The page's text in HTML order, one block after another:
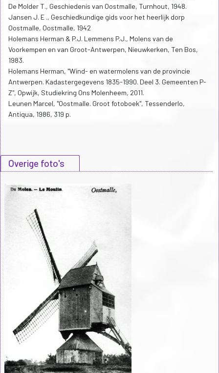
De Molder T., Geschiedenis van Oostmalle, Turnhout, 1948.
Jansen J. E ., Geschiedkundige gids voor het heerlijk dorp
Oostmalle, Oostmalle, 1942
Holemans Herman & P.J. Lemmens P.J., Molens van de
Voorkempen en van Groot-Antwerpen, Nieuwkerken, Ten Bos,
1983.
Holemans Herman, "Wind- en watermolens van de provincie
Antwerpen. Kadastergegevens 1835-1990. Deel 3. Gemeenten P-
Z", Opwijk, Studiekring Ons Molenheem, 2011.
Leunen Marcel, "Oostmalle. Groot fotoboek", Tessenderlo,
Antiqua, 1986, 319 p.
Overige foto's